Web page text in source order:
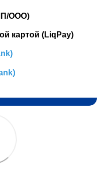
ООО)
картой (LiqPay)